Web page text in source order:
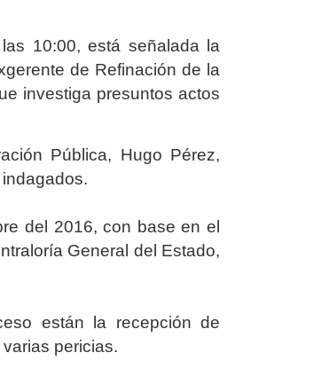
10:00, está señalada la
de Refinación de la
investiga presuntos actos
Pública, Hugo Pérez,
del 2016, con base en el
General del Estado,
están la recepción de
pericias.